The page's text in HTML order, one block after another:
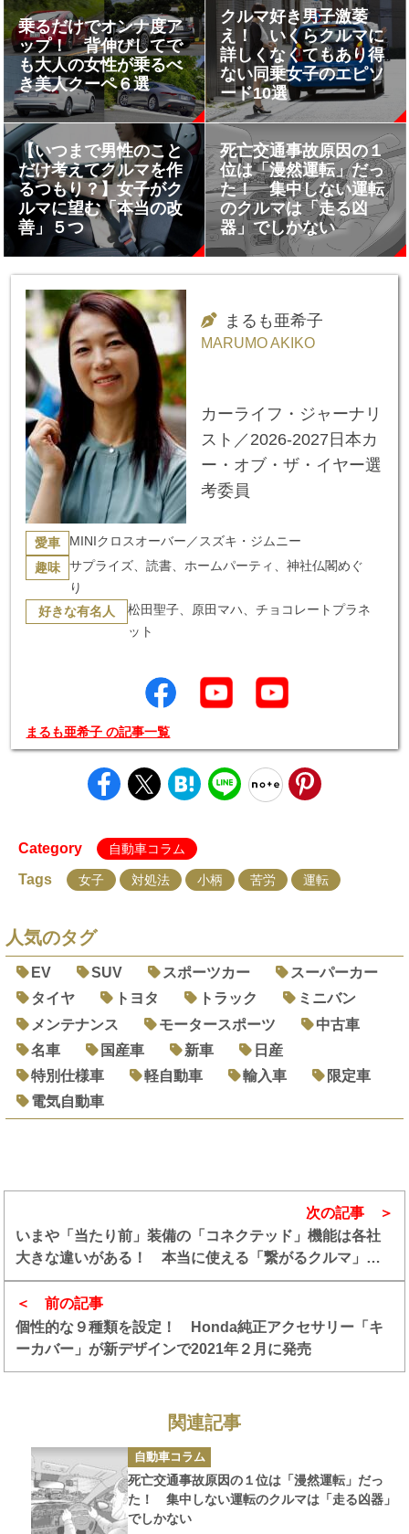
乗るだけでオンナ度ア
ップ！ 背伸びしてで
も大人の女性が乗るべ
き美人クーペ６選
クルマ好き男子激萎
え！ いくらクルマに
詳しくなくてもあり得
ない同乗女子のエピソ
ード10選
【いつまで男性のこと
だけ考えてクルマを作
るつもり？】女子がク
ルマに望む「本当の改
善」５つ
死亡交通事故原因の１
位は「漫然運転」だっ
た！ 集中しない運転
のクルマは「走る凶
器」でしかない
まるも亜希子
MARUMO AKIKO
カーライフ・ジャーナリ
スト／2026-2027日本カ
ー・オブ・ザ・イヤー選
考委員
愛車 MINIクロスオーバー／スズキ・ジムニー
趣味
サプライズ、読書、ホームパーティ、神社仏閣めぐ
り
好きな有名人
松田聖子、原田マハ、チョコレートプラネ
ット
まるも亜希子 の記事一覧
Category 自動車コラム
Tags 女子 対処法 小柄 苦労 運転
人気のタグ
EV SUV スポーツカー
スーパーカー
タイヤ
トヨタ トラック
ミニバン
メンテナンス
モータースポーツ
中古車
名車
国産車 新車
日産
特別仕様車
軽自動車 輸入車
限定車
電気自動車
前の記事
個性的な９種類を設定！ Honda純正アクセサリー「キ
ーカバー」が新デザインで2021年２月に発売
次の記事
いまや「当たり前」装備の「コネクテッド」機能は各社
大きな違いがある！ 本当に使える「繋がるクルマ」の
選び方とは
関連記事
カ
テ
ゴ
リ
ー
自動車コラム
死亡交通事故原因の１位は「漫然運転」だっ
た！ 集中しない運転のクルマは「走る凶器」
でしかない